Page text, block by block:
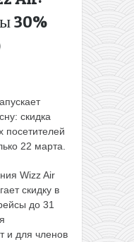
30%
скидка
22 марта.
Wizz Air
скидку в
до 31
и для членов
на
(вылет
28
марта)